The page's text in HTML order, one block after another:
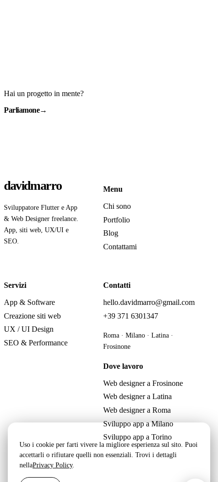
Hai un progetto in mente?
Parliamone→
davidmarro
Sviluppatore Flutter e App
& Web Designer freelance.
App, siti web, UX/UI e
SEO.
Menu
Chi sono
Portfolio
Blog
Contattami
Servizi
App & Software
Creazione siti web
UX / UI Design
SEO & Performance
Contatti
hello.davidmarro@gmail.com
+39 371 6301347
Roma · Milano · Latina ·
Frosinone
Dove lavoro
Web designer a Frosinone
Web designer a Latina
Web designer a Roma
Sviluppo app a Milano
Sviluppo app a Torino
Uso i cookie per farti vivere la migliore esperienza sul sito. Puoi
accettarli o rifiutare quelli non essenziali. Trovi i dettagli
nellaPrivacy Policy.